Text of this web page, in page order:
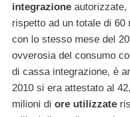
integrazione autorizzate,
rispetto ad un totale di 60
con lo stesso mese del
ovverosia del consumo
di cassa integrazione, è
2010 si era attestato al
milioni di ore utilizzate